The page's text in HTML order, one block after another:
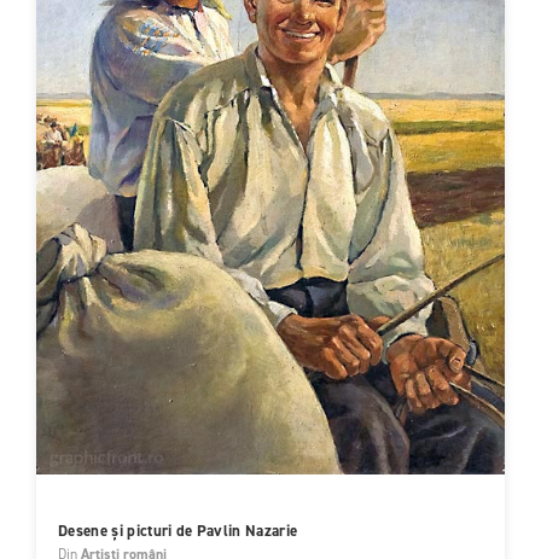
Desene și picturi de Pavlin Nazarie
DinArtiști români